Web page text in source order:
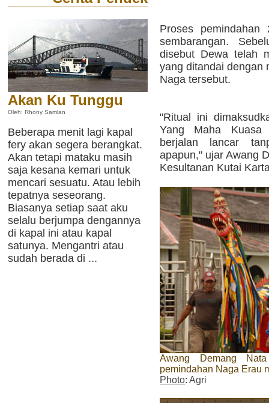
Akan Ku Tunggu
Oleh: Rhony Samlan
Beberapa menit lagi kapal
fery akan segera berangkat.
Akan tetapi mataku masih
saja kesana kemari untuk
mencari sesuatu. Atau lebih
tepatnya seseorang.
Biasanya setiap saat aku
selalu berjumpa dengannya
di kapal ini atau kapal
satunya. Mengantri atau
sudah berada di ...
Proses
sembarangan.
disebut Dewa telah
yang ditandai dengan
Naga tersebut.
"Ritual ini
Yang Maha Kuasa
berjalan lancar
apapun," ujar Awang
Kesultanan Kutai
Awang Demang
pemindahan Naga Erau
Photo: Agri